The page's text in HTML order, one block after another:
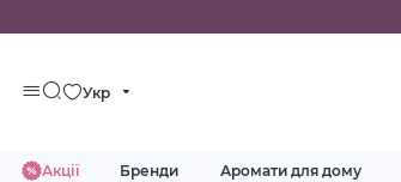
Укр
Акції Бренди Аромати для дому